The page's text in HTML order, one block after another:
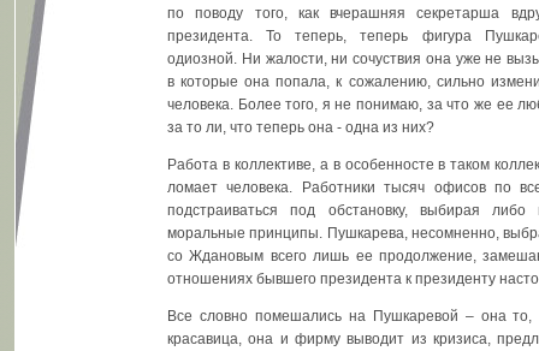
по поводу того, как вчерашняя секретарша
президента. То теперь, теперь фигура
одиозной. Ни жалости, ни сочуствия она уже не
в которые она попала, к сожалению, сильно
человека. Более того, я не понимаю, за что же ее
за то ли, что теперь она - одна из них?
Работа в коллективе, а в особенносте в таком
ломает человека. Работники тысяч офисов по
подстраиваться под обстановку, выбирая либо
моральные принципы. Пушкарева, несомненно,
со Ждановым всего лишь ее продолжение,
отношениях бывшего президента к президенту
Все словно помешались на Пушкаревой – она
красавица, она и фирму выводит из кризиса,